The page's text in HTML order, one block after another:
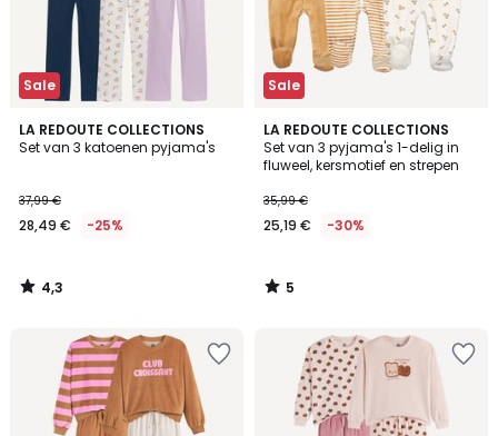
Sale
LA REDOUTE COLLECTIONS
Set van 3 katoenen pyjama's
37,99 €
28,49 € -25%
4,3
/ 5
4,3
/
Sale
LA REDOUTE COLLECTIONS
Set van 3 pyjama's 1-delig in
fluweel, kersmotief en strepen
35,99 €
25,19 € -30%
5
/
5
5
/